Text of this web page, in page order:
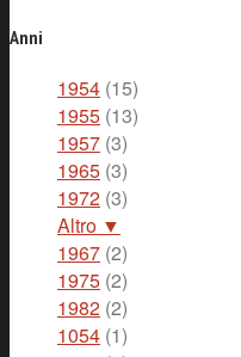
Anni
1954 (15)
1955 (13)
1957 (3)
1965 (3)
1972 (3)
Altro ▼
1967 (2)
1975 (2)
1982 (2)
1054 (1)